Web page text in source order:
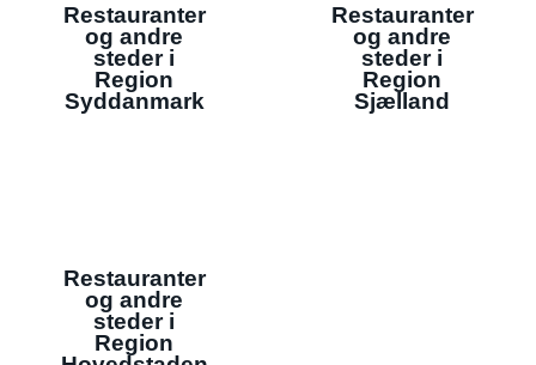
Restauranter
og andre
steder i
Region
Syddanmark
Restauranter
og andre
steder i
Region
Sjælland
Restauranter
og andre
steder i
Region